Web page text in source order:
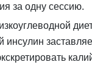
за одну сессию.